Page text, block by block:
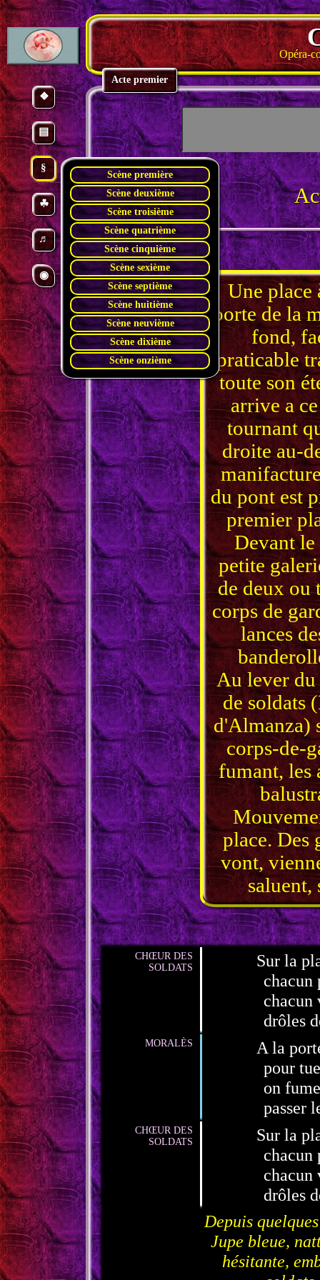
❖
§
▤
◉
☘
♬
Opéra-
Acte premier
Scène
première
Une place
porte de la
fond,
praticable
toute son
arrive a
tournant
droite au-
du pont est
premier
Devant le
petite
de deux ou
corps de
lances
Au lever du
de soldats
d'Almanza)
corps-de-
fumant, les
place. Des
vont,
saluent,
CHŒUR DES
SOLDATS
Sur la
chacun
chacun
drôles
MORALÈS
A la
pour
on
passer
CHŒUR DES
SOLDATS
Sur la
chacun
chacun
drôles
Depuis
Jupe bleue,
hésitante,
Scène première
Scène deuxième
Scène troisième
Scène quatrième
Scène cinquième
Scène sexième
Scène septième
Scène huitième
Scène neuvième
Scène dixième
Scène onzième